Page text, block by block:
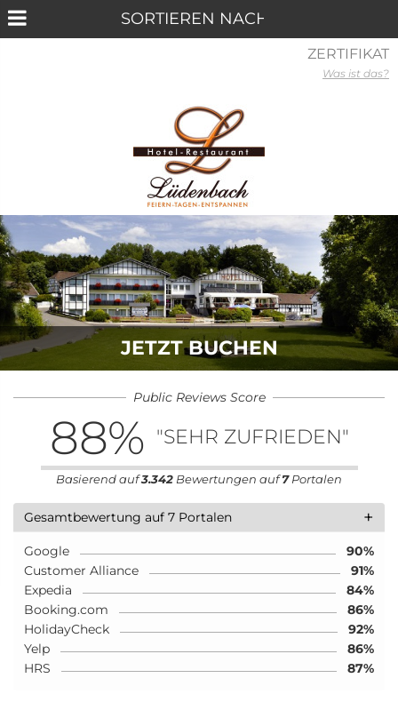
JETZT BUCHEN
Public Reviews Score
88% "SEHR ZUFRIEDEN"
Basierend auf3.342 Bewertungen auf7Portalen
+
Gesamtbewertung auf 7 Portalen
Google
90%
Customer Alliance
91%
Expedia
84%
Booking.com
86%
HolidayCheck
92%
Yelp
86%
HRS
87%
ZERTIFIKAT
Was ist das?